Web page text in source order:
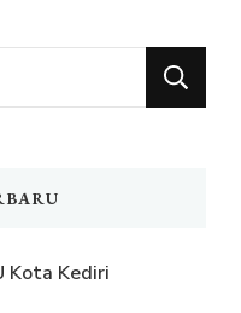
Kota Kediri